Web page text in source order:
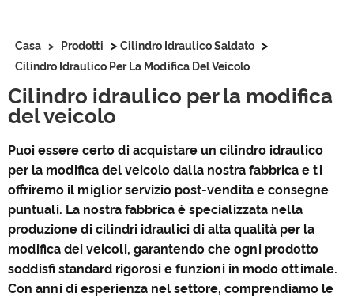
Casa > Prodotti > Cilindro Idraulico Saldato >
Cilindro Idraulico Per La Modifica Del Veicolo
Cilindro idraulico per la modifica
del veicolo
Puoi essere certo di acquistare un cilindro idraulico
per la modifica del veicolo dalla nostra fabbrica e ti
offriremo il miglior servizio post-vendita e consegne
puntuali. La nostra fabbrica è specializzata nella
produzione di cilindri idraulici di alta qualità per la
modifica dei veicoli, garantendo che ogni prodotto
soddisfi standard rigorosi e funzioni in modo ottimale.
Con anni di esperienza nel settore, comprendiamo le